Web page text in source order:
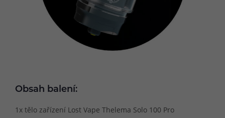
Obsah balení:
1x tělo zařízení Lost Vape Thelema Solo 100 Pro